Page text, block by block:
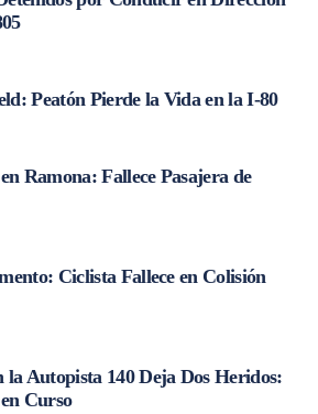
Peatón Pierde la Vida en la I-80
Ramona: Fallece Pasajera de
Ciclista Fallece en Colisión
la Autopista 140 Deja Dos Heridos:
Curso